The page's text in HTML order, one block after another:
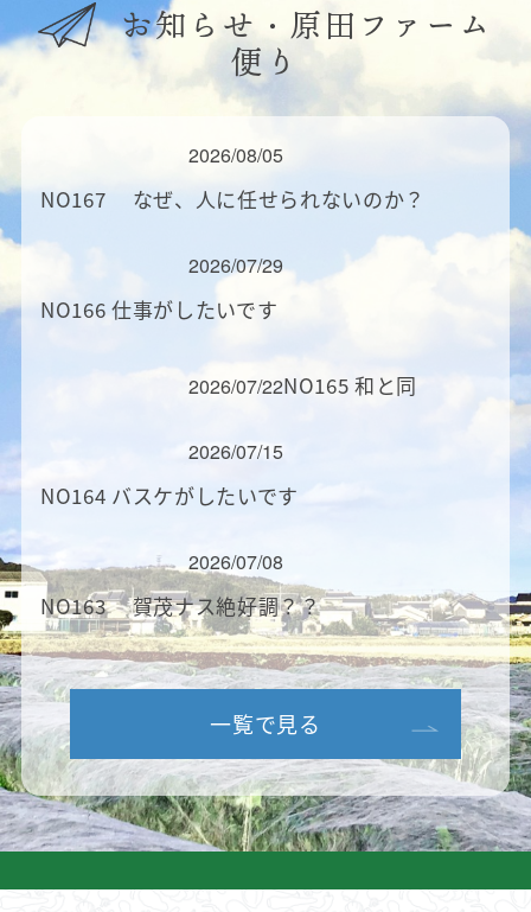
お知らせ・原田ファーム
便り
2026/08/05
NO167 なぜ、人に任せられないのか？
2026/07/29
NO166 仕事がしたいです
2026/07/22NO165 和と同
2026/07/15
NO164 バスケがしたいです
2026/07/08
NO163 賀茂ナス絶好調？？
一覧で見る